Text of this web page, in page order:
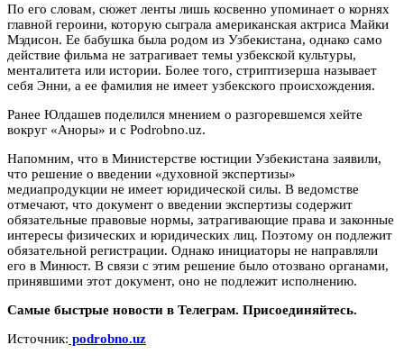
По его словам, сюжет ленты лишь косвенно упоминает о корнях
главной героини, которую сыграла американская актриса Майки
Мэдисон. Ее бабушка была родом из Узбекистана, однако само
действие фильма не затрагивает темы узбекской культуры,
менталитета или истории. Более того, стриптизерша называет
себя Энни, а ее фамилия не имеет узбекского происхождения.
Ранее Юлдашев поделился мнением о разгоревшемся хейте
вокруг «Аноры» и с Podrobno.uz.
Напомним, что в Министерстве юстиции Узбекистана заявили,
что решение о введении «духовной экспертизы»
медиапродукции не имеет юридической силы. В ведомстве
отмечают, что документ о введении экспертизы содержит
обязательные правовые нормы, затрагивающие права и законные
интересы физических и юридических лиц. Поэтому он подлежит
обязательной регистрации. Однако инициаторы не направляли
его в Минюст. В связи с этим решение было отозвано органами,
принявшими этот документ, оно не подлежит исполнению.
Самые быстрые новости в Телеграм. Присоединяйтесь.
Источник: podrobno.uz